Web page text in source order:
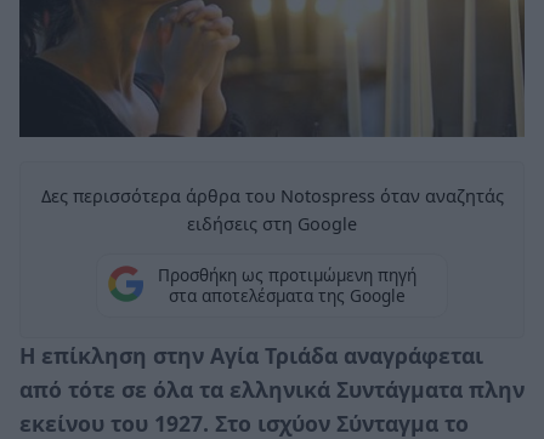
Δες περισσότερα άρθρα του Notospress όταν αναζητάς
ειδήσεις στη Google
Προσθήκη ως προτιμώμενη πηγή
στα αποτελέσματα της Google
Η επίκληση στην Αγία Τριάδα αναγράφεται
από τότε σε όλα τα ελληνικά Συντάγματα πλην
εκείνου του 1927. Στο ισχύον Σύνταγμα το